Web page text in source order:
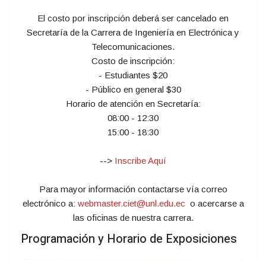
El costo por inscripción deberá ser cancelado en
Secretaría de la Carrera de Ingeniería en Electrónica y
Telecomunicaciones.
Costo de inscripción:
- Estudiantes $20
- Público en general $30
Horario de atención en Secretaría:
08:00 - 12:30
15:00 - 18:30
--> Inscribe Aquí
Para mayor información contactarse vía correo
electrónico a: webmaster.ciet@unl.edu.ec o acercarse a
las oficinas de nuestra carrera.
Programación y Horario de Exposiciones